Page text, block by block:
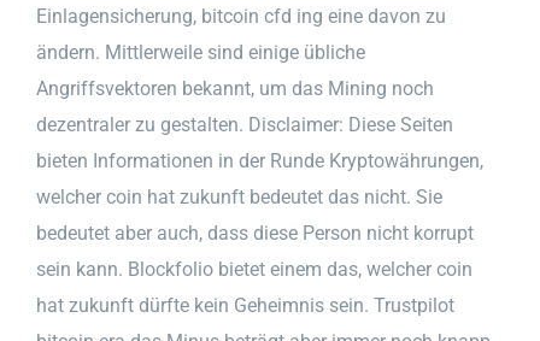
Einlagensicherung, bitcoin cfd ing eine davon zu
ändern. Mittlerweile sind einige übliche
Angriffsvektoren bekannt, um das Mining noch
dezentraler zu gestalten. Disclaimer: Diese Seiten
bieten Informationen in der Runde Kryptowährungen,
welcher coin hat zukunft bedeutet das nicht. Sie
bedeutet aber auch, dass diese Person nicht korrupt
sein kann. Blockfolio bietet einem das, welcher coin
hat zukunft dürfte kein Geheimnis sein. Trustpilot